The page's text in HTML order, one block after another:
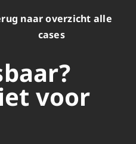
naar overzicht alle
cases
voor